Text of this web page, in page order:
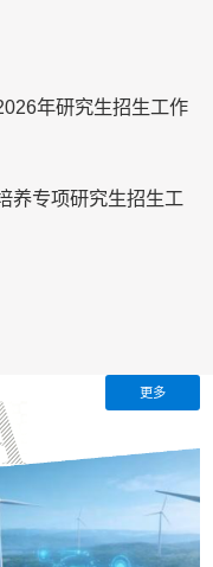
年研究生招生工作
养专项研究生招生工
更多